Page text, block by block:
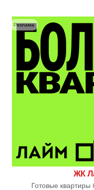
ЖК
Готовые квартиры
Реклама